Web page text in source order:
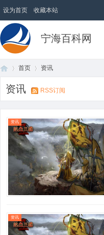
设为首页 收藏本站
宁海百科网
首页 资讯
资讯 RSS订阅
资讯
资讯